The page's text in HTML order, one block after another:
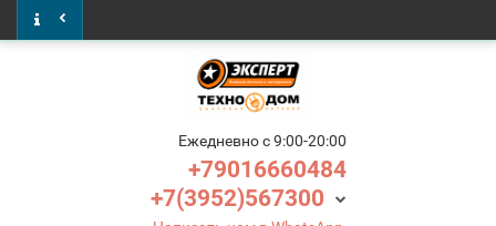
Ежедневно c 9:00-20:00
+79016660484
+7(3952)567300